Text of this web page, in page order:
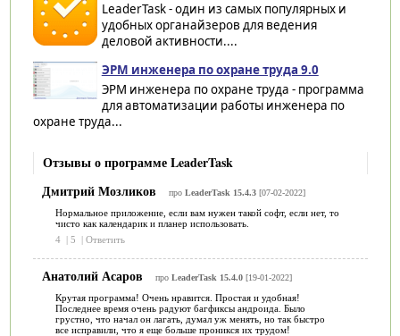
LeaderTask - один из самых популярных и
удобных органайзеров для ведения
деловой активности....
ЭРМ инженера по охране труда 9.0
ЭРМ инженера по охране труда - программа
для автоматизации работы инженера по
охране труда...
Отзывы о программе LeaderTask
Дмитрий Мозликов
про LeaderTask 15.4.3[07-02-2022]
Нормальное приложение, если вам нужен такой софт, если нет, то
чисто как календарик и планер использовать.
4 | 5 | Ответить
Анатолий Асаров про LeaderTask 15.4.0[19-01-2022]
Крутая программа! Очень нравится. Простая и удобная!
Последнее время очень радуют багфиксы андроида. Было
грустно, что начал он лагать, думал уж менять, но так быстро
все исправили, что я еще больше проникся их трудом!